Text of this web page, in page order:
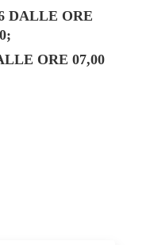
DALLE ORE
ORE 07,00